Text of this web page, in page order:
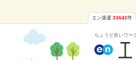
エン派遣 23642件
ちょうど良いワー